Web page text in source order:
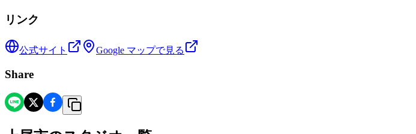
リンク
公式サイト Google マップで見る
Share